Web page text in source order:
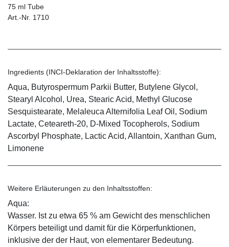
75 ml Tube
Art.-Nr. 1710
Ingredients (INCI-Deklaration der Inhaltsstoffe):
Aqua, Butyrospermum Parkii Butter, Butylene Glycol,
Stearyl Alcohol, Urea, Stearic Acid, Methyl Glucose
Sesquistearate, Melaleuca Alternifolia Leaf Oil, Sodium
Lactate, Ceteareth-20, D-Mixed Tocopherols, Sodium
Ascorbyl Phosphate, Lactic Acid, Allantoin, Xanthan Gum,
Limonene
Weitere Erläuterungen zu den Inhaltsstoffen:
Aqua:
Wasser. Ist zu etwa 65 % am Gewicht des menschlichen
Körpers beteiligt und damit für die Körperfunktionen,
inklusive der der Haut, von elementarer Bedeutung.